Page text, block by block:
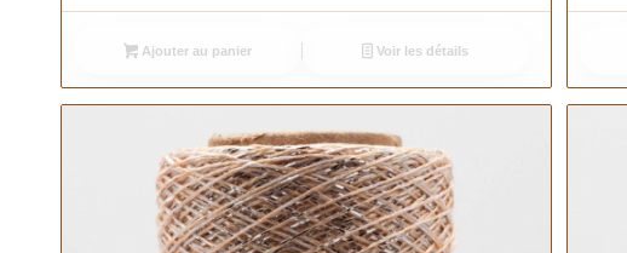
Ajouter au panier Voir les détails